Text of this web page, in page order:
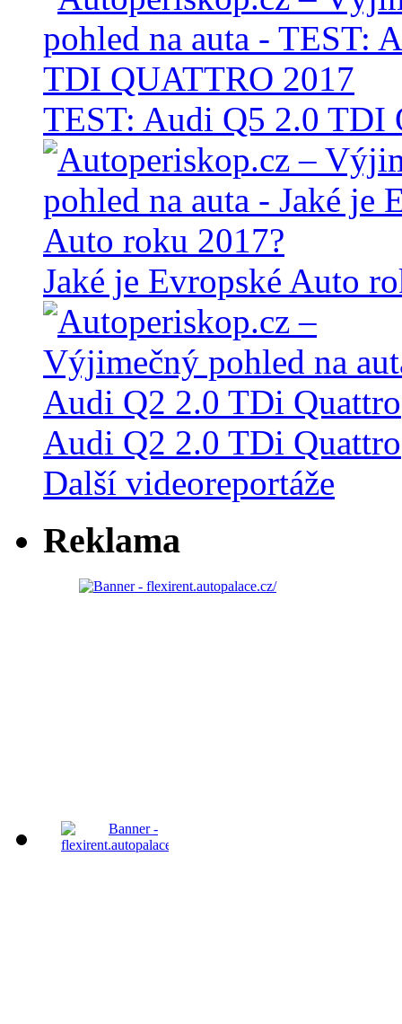
TEST: Audi Q5 2.0 TDI
Jaké je Evropské Auto
Audi Q2 2.0 TDi Quattro
Další videoreportáže
Reklama